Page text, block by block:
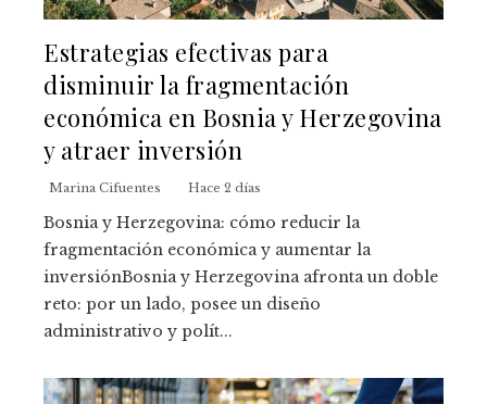
Estrategias efectivas para
disminuir la fragmentación
económica en Bosnia y Herzegovina
y atraer inversión
Marina Cifuentes Hace 2 días
Bosnia y Herzegovina: cómo reducir la
fragmentación económica y aumentar la
inversiónBosnia y Herzegovina afronta un doble
reto: por un lado, posee un diseño
administrativo y polít...